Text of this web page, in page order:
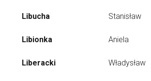
Libucha Stanisław
Libionka Aniela
Liberacki Władysław